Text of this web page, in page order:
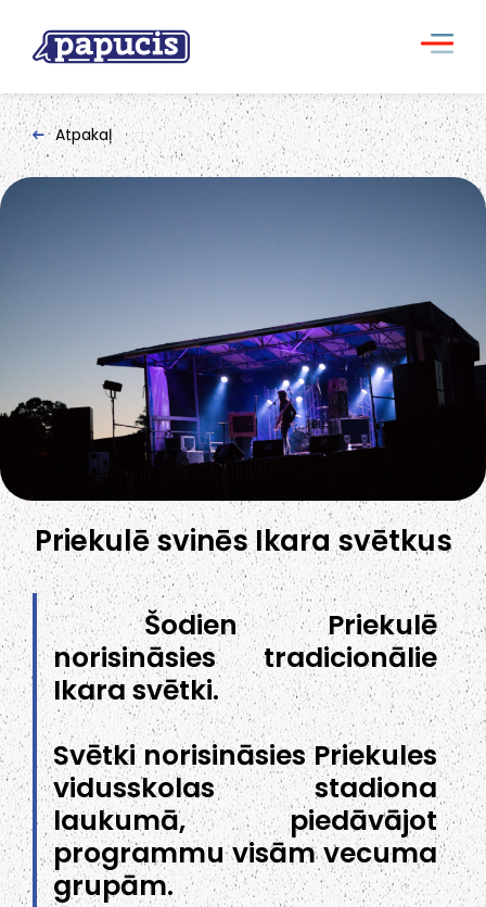
Atpakaļ
Priekulē svinēs Ikara svētkus
Šodien Priekulē
norisināsies tradicionālie
Ikara svētki.
Svētki norisināsies Priekules
vidusskolas stadiona
laukumā, piedāvājot
programmu visām vecuma
grupām.